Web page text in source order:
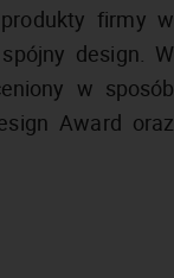
firmy w
design. W
w sposób
Award oraz